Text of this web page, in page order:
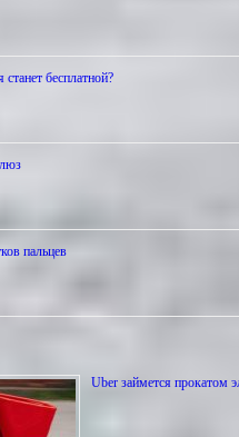
бесплатной?
пальцев
Uber займется прокатом